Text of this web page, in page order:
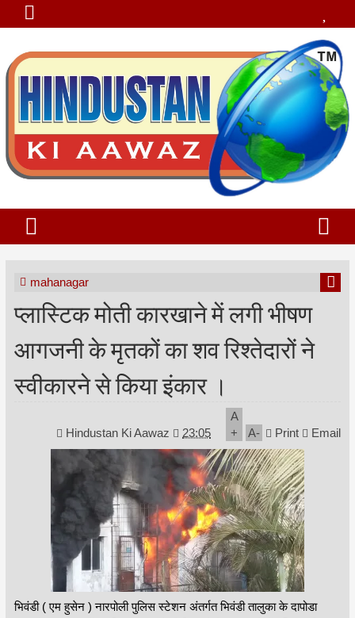
mahanagar
प्लास्टिक मोती कारखाने में लगी भीषण
आगजनी के मृतकों का शव रिश्तेदारों ने
स्वीकारने से किया इंकार ।
Hindustan Ki Aawaz 23:05
A
+
A- Print Email
भिवंडी ( एम हुसेन ) नारपोली पुलिस स्टेशन अंतर्गत भिवंडी तालुका के दापोडा